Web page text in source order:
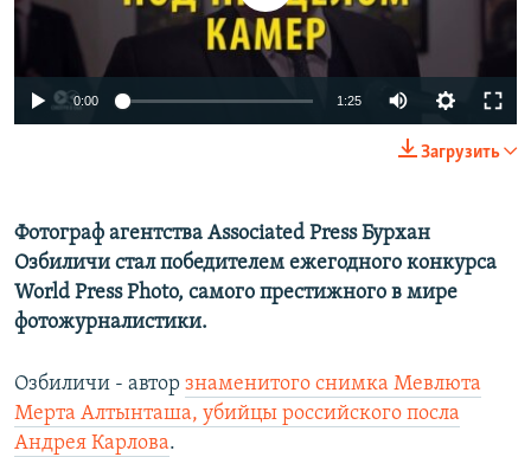
ПОБЕДИТЕЛЕЙ НЕ СУДЯТ?
КРЫМ.НЕПОКОРЕННЫЙ
ELIFBE
ПРИСОЕДИНЯЙТЕСЬ!
0:00 1:25
Загрузить
Фотограф агентства Associated Press Бурхан
Озбиличи стал победителем ежегодного конкурса
World Press Photo, самого престижного в мире
фотожурналистики.
Озбиличи - автор знаменитого снимка Мевлюта
Мерта Алтынташа, убийцы российского посла
Андрея Карлова.